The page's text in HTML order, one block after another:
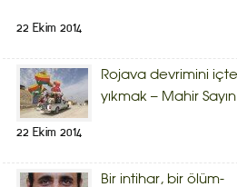
22 Ekim 2014
Rojava devrimini
yıkmak – Mahir Sayın
22 Ekim 2014
Bir intihar, bir ölüm-